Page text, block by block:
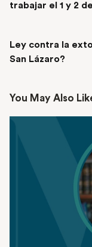
trabajar el 1 y 2
Ley contra la
San Lázaro?
You May Also